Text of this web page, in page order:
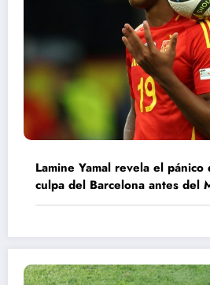
Lamine Yamal revela el
culpa del Barcelona antes del